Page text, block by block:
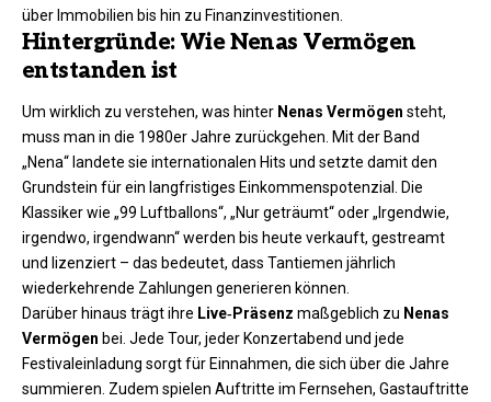
über Immobilien bis hin zu Finanzinvestitionen.
Hintergründe: Wie Nenas Vermögen
entstanden ist
Um wirklich zu verstehen, was hinter Nenas Vermögen steht,
muss man in die 1980er Jahre zurückgehen. Mit der Band
„Nena“ landete sie internationalen Hits und setzte damit den
Grundstein für ein langfristiges Einkommenspotenzial. Die
Klassiker wie „99 Luftballons“, „Nur geträumt“ oder „Irgendwie,
irgendwo, irgendwann“ werden bis heute verkauft, gestreamt
und lizenziert – das bedeutet, dass Tantiemen jährlich
wiederkehrende Zahlungen generieren können.
Darüber hinaus trägt ihre Live‑Präsenz maßgeblich zu Nenas
Vermögen bei. Jede Tour, jeder Konzertabend und jede
Festivaleinladung sorgt für Einnahmen, die sich über die Jahre
summieren. Zudem spielen Auftritte im Fernsehen, Gastauftritte